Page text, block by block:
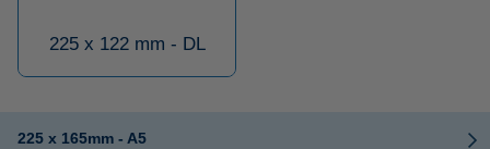
225 x 122 mm - DL
225 x 165mm - A5